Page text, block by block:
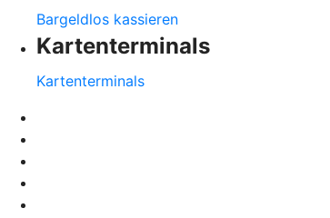
Bargeldlos kassieren
Kartenterminals
Kartenterminals